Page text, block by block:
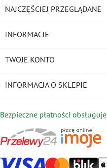
NAJCZĘŚCIEJ PRZEGLĄDANE
INFORMACJE
TWOJE KONTO
INFORMACJA O SKLEPIE
Bezpieczne płatności obsługuje